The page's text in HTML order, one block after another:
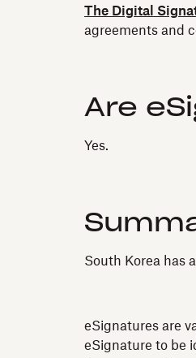
The Digital
agreements and
Are
Yes.
South Korea has
eSignatures are
eSignature to be